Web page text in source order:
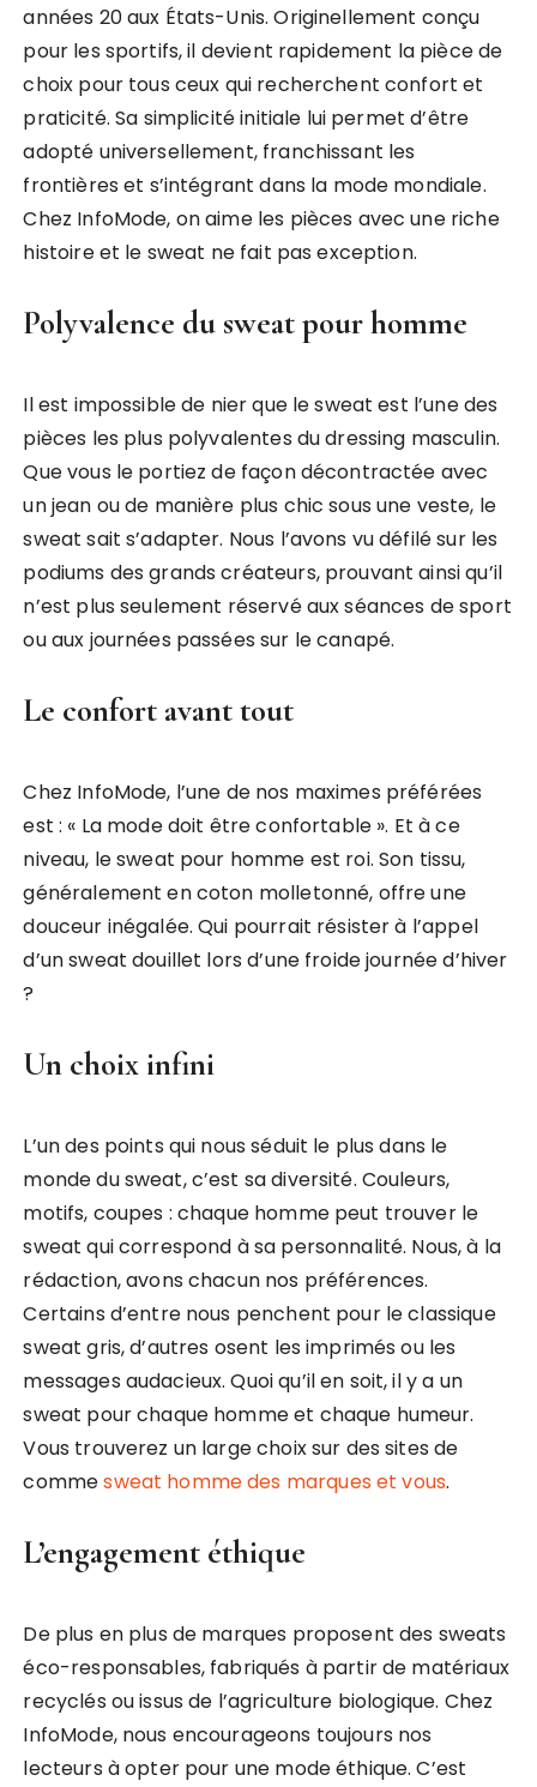
années 20 aux États-Unis. Originellement conçu
pour les sportifs, il devient rapidement la pièce de
choix pour tous ceux qui recherchent confort et
praticité. Sa simplicité initiale lui permet d’être
adopté universellement, franchissant les
frontières et s’intégrant dans la mode mondiale.
Chez InfoMode, on aime les pièces avec une riche
histoire et le sweat ne fait pas exception.
Polyvalence du sweat pour homme
Il est impossible de nier que le sweat est l’une des
pièces les plus polyvalentes du dressing masculin.
Que vous le portiez de façon décontractée avec
un jean ou de manière plus chic sous une veste, le
sweat sait s’adapter. Nous l’avons vu défilé sur les
podiums des grands créateurs, prouvant ainsi qu’il
n’est plus seulement réservé aux séances de sport
ou aux journées passées sur le canapé.
Le confort avant tout
Chez InfoMode, l’une de nos maximes préférées
est : « La mode doit être confortable ». Et à ce
niveau, le sweat pour homme est roi. Son tissu,
généralement en coton molletonné, offre une
douceur inégalée. Qui pourrait résister à l’appel
d’un sweat douillet lors d’une froide journée d’hiver
?
Un choix infini
L’un des points qui nous séduit le plus dans le
monde du sweat, c’est sa diversité. Couleurs,
motifs, coupes : chaque homme peut trouver le
sweat qui correspond à sa personnalité. Nous, à la
rédaction, avons chacun nos préférences.
Certains d’entre nous penchent pour le classique
sweat gris, d’autres osent les imprimés ou les
messages audacieux. Quoi qu’il en soit, il y a un
sweat pour chaque homme et chaque humeur.
Vous trouverez un large choix sur des sites de
commesweat homme des marques et vous.
L’engagement éthique
De plus en plus de marques proposent des sweats
éco-responsables, fabriqués à partir de matériaux
recyclés ou issus de l’agriculture biologique. Chez
InfoMode, nous encourageons toujours nos
lecteurs à opter pour une mode éthique. C’est